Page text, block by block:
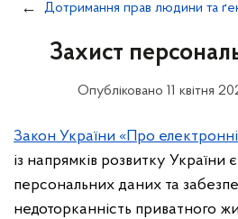
Захист
Опубліковано 11 квітня
Закон України «Про електронні
із напрямків розвитку України
персональних даних та
недоторканність приватного